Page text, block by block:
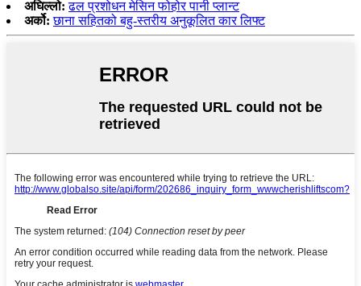
अघिल्लो: ढल प्रशोधन मेसिन फोहोर पानी प्लान्ट
अर्को: छाना सहितको बहु-स्तरीय अनुकूलित कार लिफ्ट